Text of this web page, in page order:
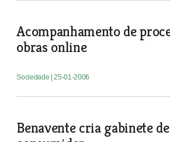
Acompanhamento de
obras online
Sociedade | 25-01-2006
Benavente cria gabinete